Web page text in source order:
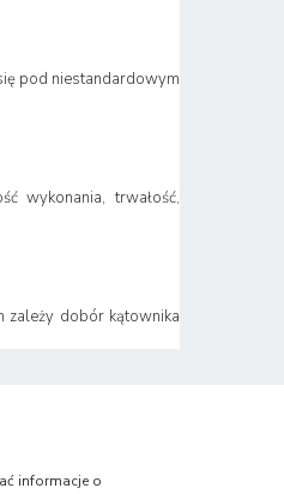
pod niestandardowym
wykonania, trwałość,
zależy dobór kątownika
informacje o